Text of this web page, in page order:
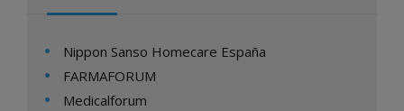
Nippon Sanso Homecare España
FARMAFORUM
Medicalforum